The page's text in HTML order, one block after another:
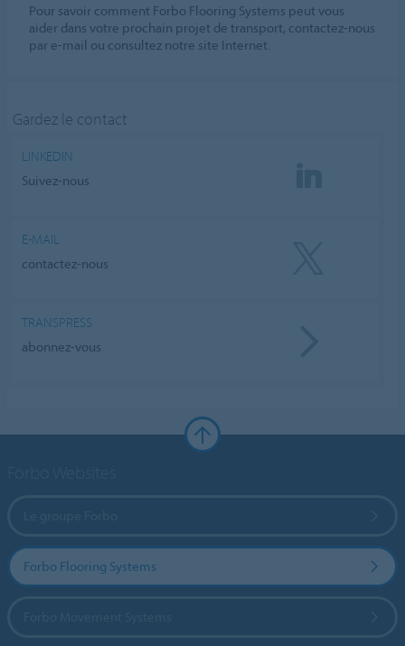
Pour savoir comment Forbo Flooring Systems peut vous
aider dans votre prochain projet de transport, contactez-nous
par e-mail ou consultez notre site Internet.
Gardez le contact
LINKEDIN
Suivez-nous
E-MAIL
contactez-nous
TRANSPRESS
abonnez-vous
Forbo Flooring Systems